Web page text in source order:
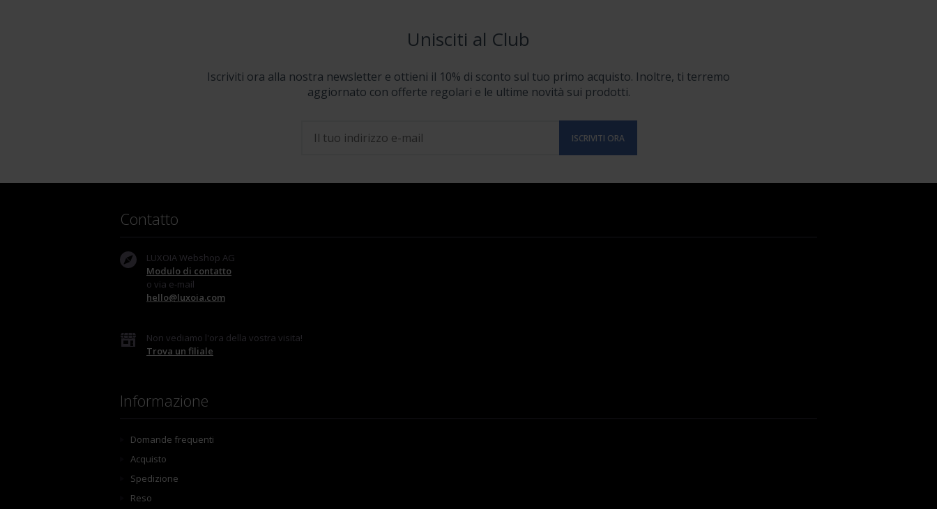
Unisciti al Club
Iscriviti ora alla nostra newsletter e ottieni il 10% di sconto sul tuo primo acquisto. Inoltre, ti terremo
aggiornato con offerte regolari e le ultime novità sui prodotti.
Contatto
LUXOIA Webshop AG
Modulo di contatto
o via e-mail
hello@luxoia.com
Non vediamo l'ora della vostra visita!
Trova un filiale
Informazione
Domande frequenti
Acquisto
Spedizione
Reso